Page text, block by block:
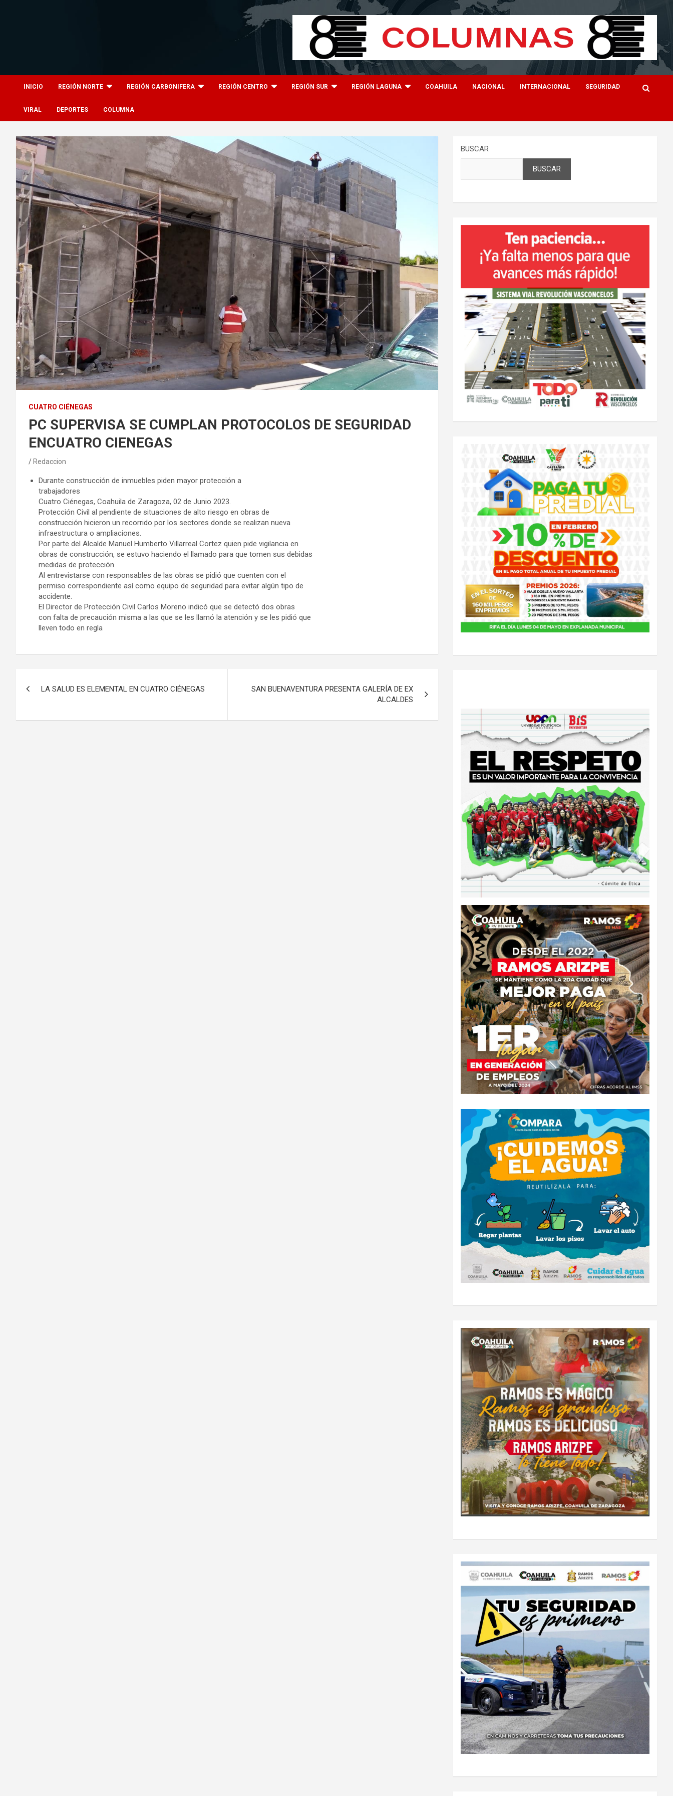
INICIO REGIÓN NORTE REGIÓN CARBONIFERA REGIÓN CENTRO REGIÓN SUR REGIÓN LAGUNA COAHUILA NACIONAL INTERNACIONAL SEGURIDAD
VIRAL DEPORTES COLUMNA
CUATRO CIÉNEGAS
PC SUPERVISA SE CUMPLAN PROTOCOLOS DE SEGURIDAD
ENCUATRO CIENEGAS
Redaccion
Durante construcción de inmuebles piden mayor protección a
trabajadores
Cuatro Ciénegas, Coahuila de Zaragoza, 02 de Junio 2023.
Protección Civil al pendiente de situaciones de alto riesgo en obras de
construcción hicieron un recorrido por los sectores donde se realizan nueva
infraestructura o ampliaciones.
Por parte del Alcalde Manuel Humberto Villarreal Cortez quien pide vigilancia en
obras de construcción, se estuvo haciendo el llamado para que tomen sus debidas
medidas de protección.
Al entrevistarse con responsables de las obras se pidió que cuenten con el
permiso correspondiente así como equipo de seguridad para evitar algún tipo de
accidente.
El Director de Protección Civil Carlos Moreno indicó que se detectó dos obras
con falta de precaución misma a las que se les llamó la atención y se les pidió que
lleven todo en regla
entradas
LA SALUD ES ELEMENTAL EN CUATRO CIÉNEGAS
SAN BUENAVENTURA PRESENTA GALERÍA DE EX
ALCALDES
BUSCAR
BUSCAR